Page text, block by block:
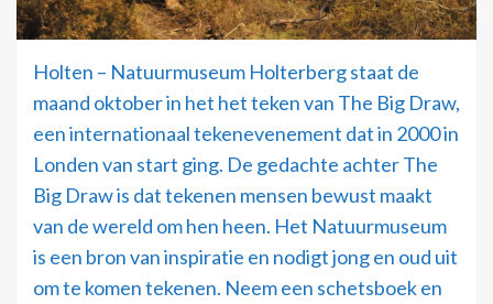
Holten – Natuurmuseum Holterberg staat de
maand oktober in het het teken van The Big Draw,
een internationaal tekenevenement dat in 2000 in
Londen van start ging. De gedachte achter The
Big Draw is dat tekenen mensen bewust maakt
van de wereld om hen heen. Het Natuurmuseum
is een bron van inspiratie en nodigt jong en oud uit
om te komen tekenen. Neem een schetsboek en